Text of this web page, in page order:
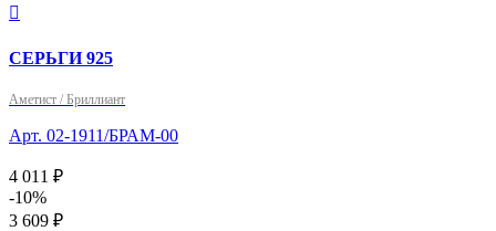

СЕРЬГИ 925
Аметист / Бриллиант
Арт. 02-1911/БРАМ-00
4 011 ₽
-10%
3 609 ₽